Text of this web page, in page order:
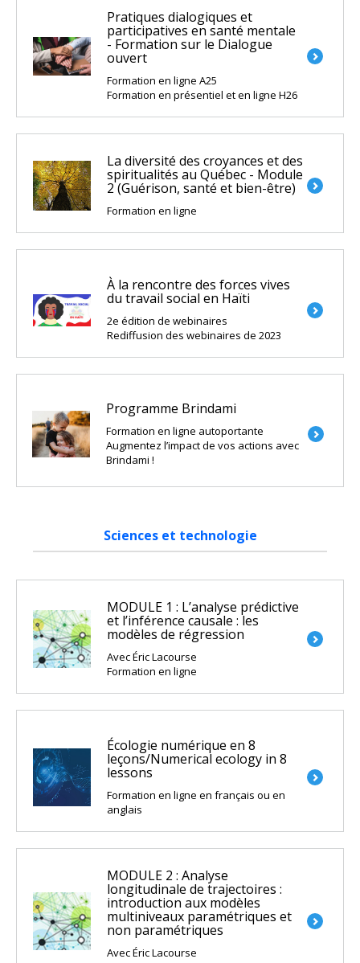
Pratiques dialogiques et
participatives en santé mentale
- Formation sur le Dialogue
ouvert
Formation en ligne A25
Formation en présentiel et en ligne H26
La diversité des croyances et des
spiritualités au Québec - Module
2 (Guérison, santé et bien-être)
Formation en ligne
À la rencontre des forces vives
du travail social en Haïti
2e édition de webinaires
Rediffusion des webinaires de 2023
Programme Brindami
Formation en ligne autoportante
Augmentez l’impact de vos actions avec
Brindami !
Sciences et technologie
MODULE 1 : L’analyse prédictive
et l’inférence causale : les
modèles de régression
Avec Éric Lacourse
Formation en ligne
Écologie numérique en 8
leçons/Numerical ecology in 8
lessons
Formation en ligne en français ou en
anglais
MODULE 2 : Analyse
longitudinale de trajectoires :
introduction aux modèles
multiniveaux paramétriques et
non paramétriques
Avec Éric Lacourse